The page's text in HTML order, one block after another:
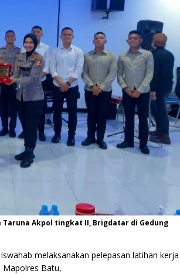
Akpol tingkat II, Brigdatar di Gedung
melaksanakan pelepasan latihan kerja
Mapolres Batu,